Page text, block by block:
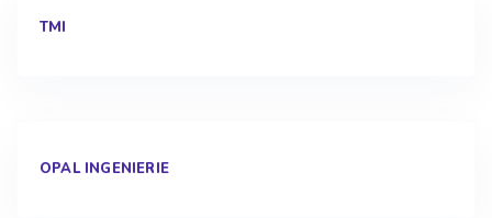
TMI
OPAL INGENIERIE